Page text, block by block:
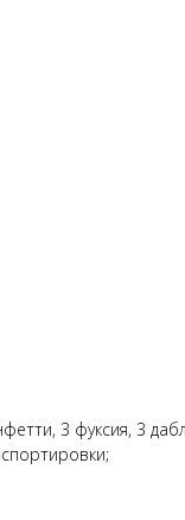
3 фуксия, 3